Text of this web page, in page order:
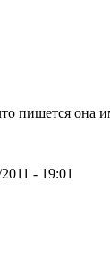
пишется она
- 19:01